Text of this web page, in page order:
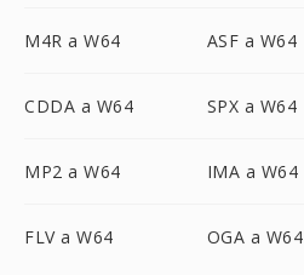
M4R a W64 ASF a W64
CDDA a W64 SPX a W64
MP2 a W64 IMA a W64
FLV a W64 OGA a W64